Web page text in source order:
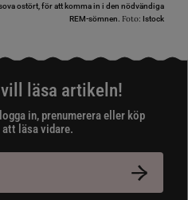
ostört, för att komma in i den nödvändiga
REM-sömnen. Foto: Istock
läsa artikeln!
in, prenumerera eller köp
läsa vidare.